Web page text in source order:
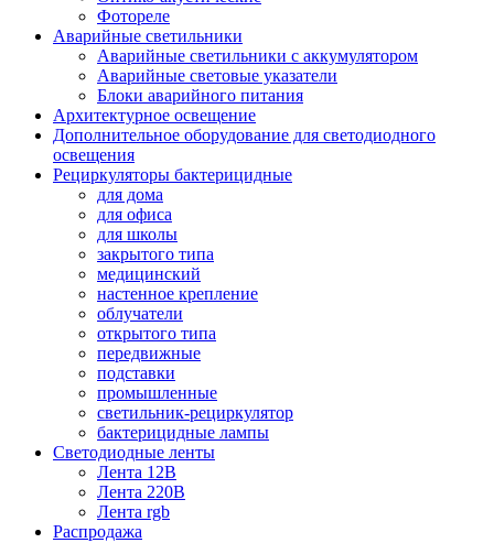
Фотореле
Аварийные светильники
Аварийные светильники с аккумулятором
Аварийные световые указатели
Блоки аварийного питания
Архитектурное освещение
Дополнительное оборудование для светодиодного
освещения
Рециркуляторы бактерицидные
для дома
для офиса
для школы
закрытого типа
медицинский
настенное крепление
облучатели
открытого типа
передвижные
подставки
промышленные
светильник-рециркулятор
бактерицидные лампы
Светодиодные ленты
Лента 12В
Лента 220В
Лента rgb
Распродажа